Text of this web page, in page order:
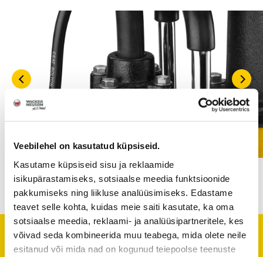
Veebilehel on kasutatud küpsiseid.
Kasutame küpsiseid sisu ja reklaamide
isikupärastamiseks, sotsiaalse meedia funktsioonide
pakkumiseks ning liikluse analüüsimiseks. Edastame
teavet selle kohta, kuidas meie saiti kasutate, ka oma
sotsiaalse meedia, reklaami- ja analüüsipartneritele, kes
võivad seda kombineerida muu teabega, mida olete neile
esitanud või mida nad on kogunud teiepoolse teenuste
Tehniline informatsioon